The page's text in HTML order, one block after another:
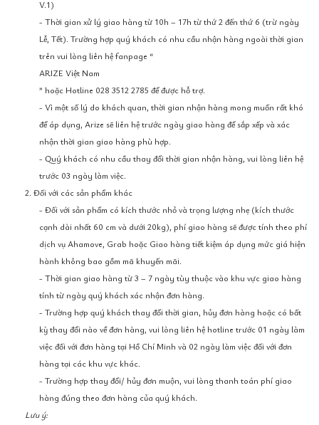
V.1)
- Thời gian xử lý giao hàng từ 10h – 17h từ thứ 2 đến thứ 6 (trừ ngày
Lễ, Tết). Trường hợp quý khách có nhu cầu nhận hàng ngoài thời gian
trên vui lòng liên hệ fanpage “
ARIZE Việt Nam
” hoặc Hotline 028 3512 2785 để được hỗ trợ.
- Vì một số lý do khách quan, thời gian nhận hàng mong muốn rất khó
để áp dụng, Arize sẽ liên hệ trước ngày giao hàng để sắp xếp và xác
nhận thời gian giao hàng phù hợp.
- Quý khách có nhu cầu thay đổi thời gian nhận hàng, vui lòng liên hệ
trước 03 ngày làm việc.
2. Đối với các sản phẩm khác
- Đối với sản phẩm có kích thước nhỏ và trọng lượng nhẹ (kích thước
cạnh dài nhất 60 cm và dưới 20kg), phí giao hàng sẽ được tính theo phí
dịch vụ Ahamove, Grab hoặc Giao hàng tiết kiệm áp dụng mức giá hiện
hành không bao gồm mã khuyến mãi.
- Thời gian giao hàng từ 3 – 7 ngày tùy thuộc vào khu vực giao hàng
tính từ ngày quý khách xác nhận đơn hàng.
- Trường hợp quý khách thay đổi thời gian, hủy đơn hàng hoặc có bất
kỳ thay đổi nào về đơn hàng, vui lòng liên hệ hotline trước 01 ngày làm
việc đối với đơn hàng tại Hồ Chí Minh và 02 ngày làm việc đối với đơn
hàng tại các khu vực khác.
- Trường hợp thay đổi/ hủy đơn muộn, vui lòng thanh toán phí giao
hàng đúng theo đơn hàng của quý khách.
Lưu ý: